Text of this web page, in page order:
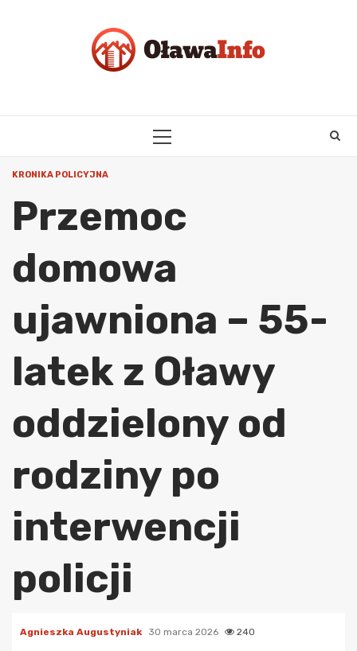
PRIMARY
KRONIKA POLICYJNA
Przemoc
domowa
ujawniona – 55-
latek z Oławy
oddzielony od
rodziny po
interwencji
policji
Agnieszka Augustyniak 30 marca 2026 240